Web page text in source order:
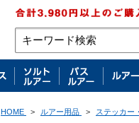
HOME > ルアー用品 > ステッカー